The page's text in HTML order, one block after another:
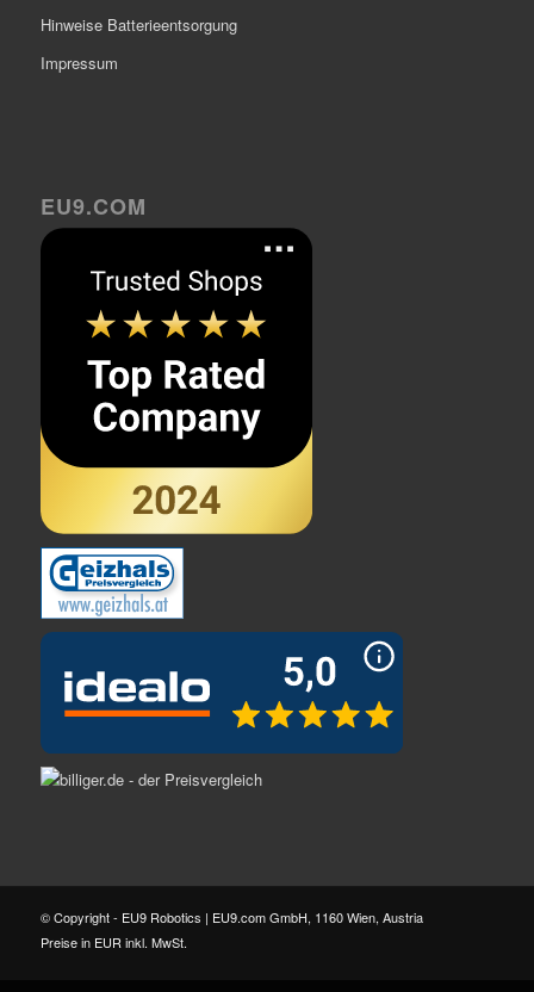
Hinweise Batterieentsorgung
Impressum
EU9.COM
© Copyright - EU9 Robotics | EU9.com GmbH, 1160 Wien, Austria
Preise in EUR inkl. MwSt.